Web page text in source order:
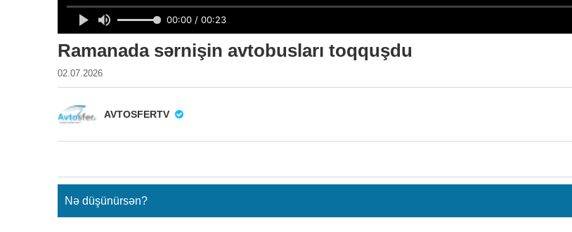
Ramanada sərnişin avtobusları toqquşdu
02.07.2026
AVTOSFERTV
Nə düşünürsən?